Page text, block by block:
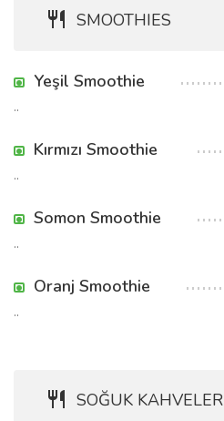
SMOOTHIES
Yeşil Smoothie
..
Kırmızı Smoothie
..
Somon Smoothie
..
Oranj Smoothie
..
SOĞUK KAHVELER